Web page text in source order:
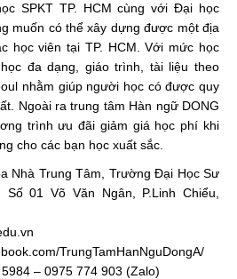
SPKT TP. HCM cùng với Đại học
muốn có thể xây dựng được một địa
học viên tại TP. HCM. Với mức học
đa dạng, giáo trình, tài liệu theo
nhằm giúp người học có được quy
Ngoài ra trung tâm Hàn ngữ DONG
trình ưu đãi giảm giá học phí khi
cho các bạn học xuất sắc.
Nhà Trung Tâm, Trường Đại Học Sư
Số 01 Võ Văn Ngân, P.Linh Chiểu,
TrungTamHanNguDongA/
– 0975 774 903 (Zalo)